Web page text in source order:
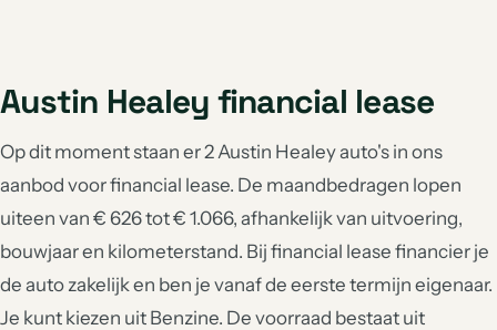
Austin Healey financial lease
Op dit moment staan er 2 Austin Healey auto's in ons
aanbod voor financial lease. De maandbedragen lopen
uiteen van € 626 tot € 1.066, afhankelijk van uitvoering,
bouwjaar en kilometerstand. Bij financial lease financier je
de auto zakelijk en ben je vanaf de eerste termijn eigenaar.
Je kunt kiezen uit Benzine. De voorraad bestaat uit